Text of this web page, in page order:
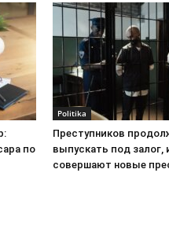
по
Politika
Преступников
выпускать под залог,
совершают новые